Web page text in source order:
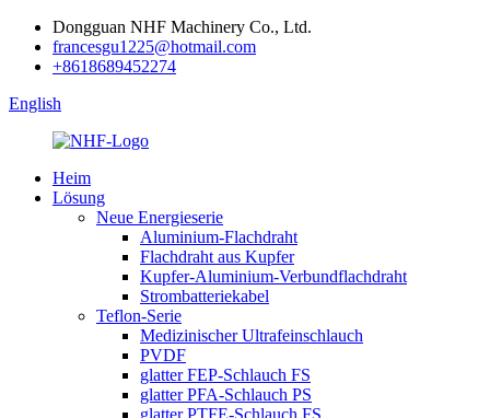
Dongguan NHF Machinery Co., Ltd.
francesgu1225@hotmail.com
+8618689452274
English
Heim
Lösung
Neue Energieserie
Aluminium-Flachdraht
Flachdraht aus Kupfer
Kupfer-Aluminium-Verbundflachdraht
Strombatteriekabel
Teflon-Serie
Medizinischer Ultrafeinschlauch
PVDF
glatter FEP-Schlauch FS
glatter PFA-Schlauch PS
glatter PTFE-Schlauch FS